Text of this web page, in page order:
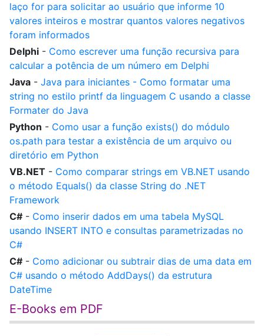
laço for para solicitar ao usuário que informe 10
valores inteiros e mostrar quantos valores negativos
foram informados
Delphi - Como escrever uma função recursiva para
calcular a potência de um número em Delphi
Java - Java para iniciantes - Como formatar uma
string no estilo printf da linguagem C usando a classe
Formater do Java
Python - Como usar a função exists() do módulo
os.path para testar a existência de um arquivo ou
diretório em Python
VB.NET - Como comparar strings em VB.NET usando
o método Equals() da classe String do .NET
Framework
C# - Como inserir dados em uma tabela MySQL
usando INSERT INTO e consultas parametrizadas no
C#
C# - Como adicionar ou subtrair dias de uma data em
C# usando o método AddDays() da estrutura
DateTime
E-Books em PDF